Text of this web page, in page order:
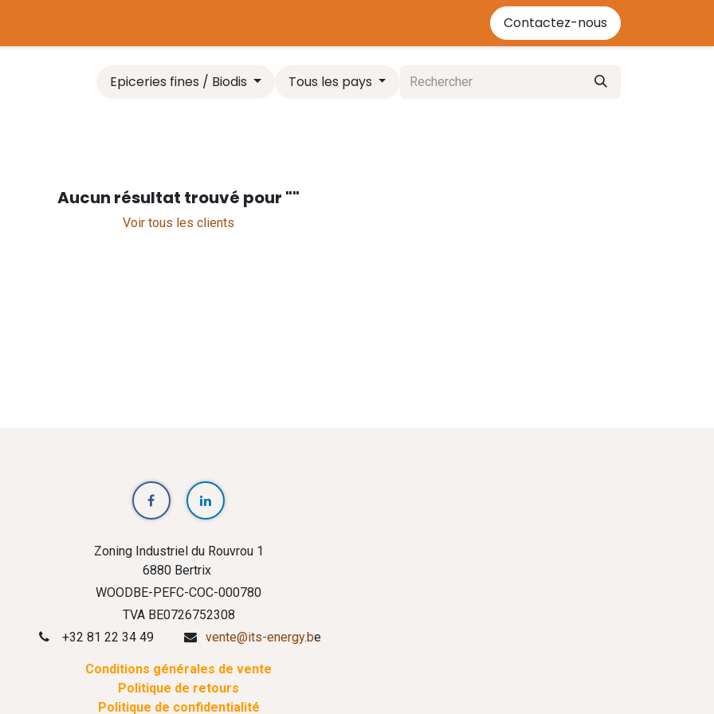
Contactez-nous Événements
Contactez-nous
Epiceries fines / Biodis Tous les pays
Aucun résultat trouvé pour ""
Voir tous les clients
Zoning Industriel du Rouvrou 1
6880 Bertrix
WOODBE-PEFC-COC-000780
TVA BE0726752308
+32 81 22 34 49
vente@its-energy.be
Conditions générales de vente
Politique de retours
Politique de confidentialité